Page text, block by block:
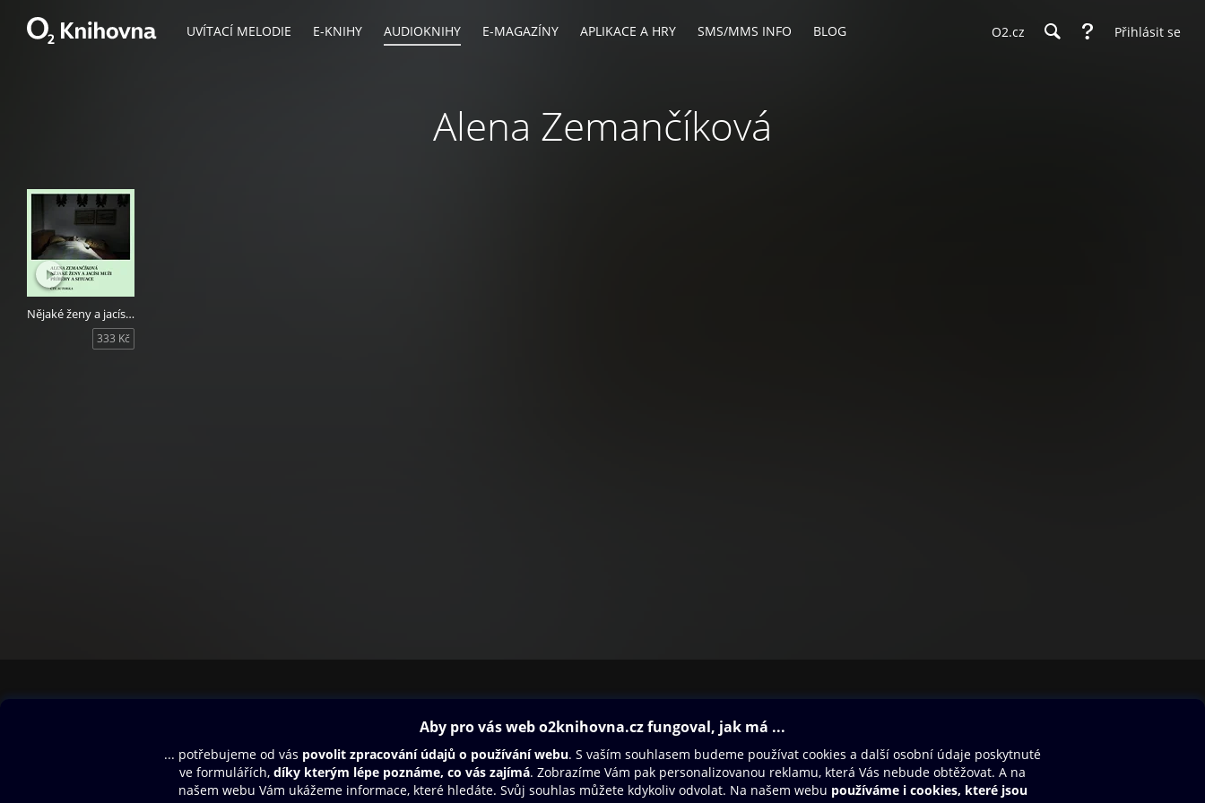
UVÍTACÍ MELODIE E-KNIHY AUDIOKNIHY E-MAGAZÍNY APLIKACE A HRY SMS/MMS INFO BLOG O2.cz Přihlásit se
Alena Zemančíková
Nějaké ženy a jacísi muži
333 Kč
Aplikace a hry
SMS/MMS Info
Blog
Dárkový poukaz
Nápověda
Oneplay Originály
Sport